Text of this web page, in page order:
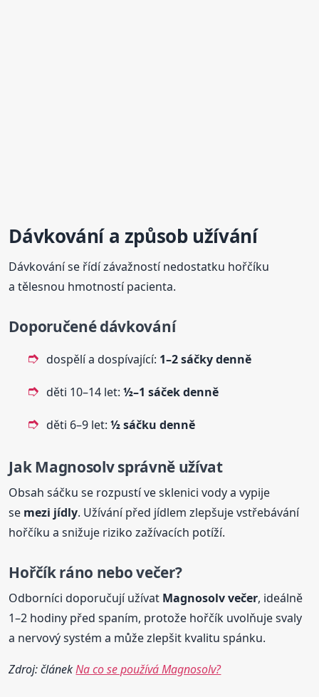
Dávkování a způsob užívání
Dávkování se řídí závažností nedostatku hořčíku
a tělesnou hmotností pacienta.
Doporučené dávkování
dospělí a dospívající: 1–2 sáčky denně
děti 10–14 let:½–1 sáček denně
děti 6–9 let:½ sáčku denně
JakMagnosolvsprávně užívat
Obsah sáčku se rozpustí ve sklenici vody a vypije
se mezi jídly. Užívání před jídlem zlepšuje vstřebávání
hořčíku a snižuje riziko zažívacích potíží.
Hořčík ráno nebo večer?
Odborníci doporučují užívat Magnosolv večer, ideálně
1–2 hodiny před spaním, protože hořčík uvolňuje svaly
a nervový systém a může zlepšit kvalitu spánku.
Zdroj: článekNa co se používá Magnosolv?